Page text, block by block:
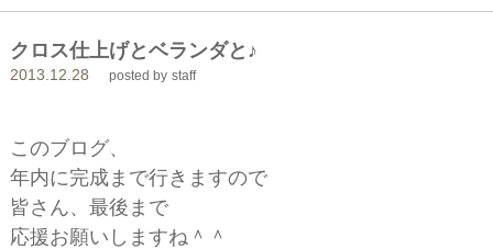
ポ
レ
ー
シ
クロス仕上げとベランダと♪
2013.12.28 posted by staff
このブログ、
年内に完成まで行きますので
皆さん、最後まで
応援お願いしますね＾＾